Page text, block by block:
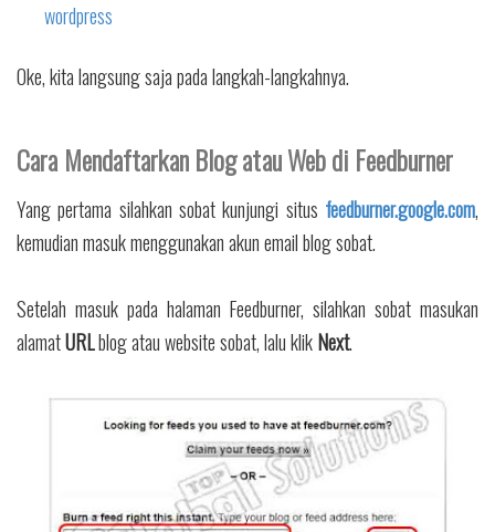
wordpress
Oke, kita langsung saja pada langkah-langkahnya.
Cara Mendaftarkan Blog atau Web di Feedburner
Yang pertama silahkan sobat kunjungi situs feedburner.google.com,
kemudian masuk menggunakan akun email blog sobat.
Setelah masuk pada halaman Feedburner, silahkan sobat masukan
alamatURLblog atau website sobat, lalu klikNext.